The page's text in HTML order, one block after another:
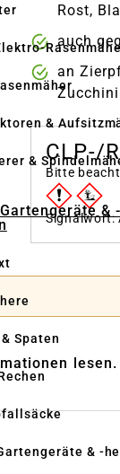
&
&
&
Spaten
& -
Rost,
auch
an
CLP-/
Bitte
Signalwort: